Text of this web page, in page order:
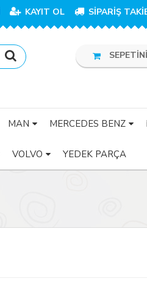
KAYIT OL SİPARİŞ
MAN MERCEDES BENZ
VOLVO YEDEK PARÇA